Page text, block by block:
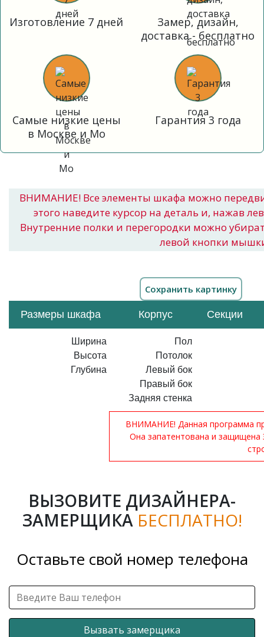
Изготовление 7 дней
Замер, дизайн,
доставка - бесплатно
Самые низкие цены
в Москве и Мо
Гарантия 3 года
ВНИМАНИЕ! Все элементы шкафа можно
этого наведите курсор на деталь и, нажав
Внутренние полки и перегородки можно
левой кнопки
Размеры шкафа Корпус Секции
Ширина
Высота
Глубина
Пол
Потолок
Левый бок
Правый бок
Задняя стенка
ВНИМАНИЕ! Данная программа
Она запатентована и
ВЫЗОВИТЕ ДИЗАЙНЕРА-
ЗАМЕРЩИКА БЕСПЛАТНО!
Оставьте свой номер телефона
Вызвать замерщика